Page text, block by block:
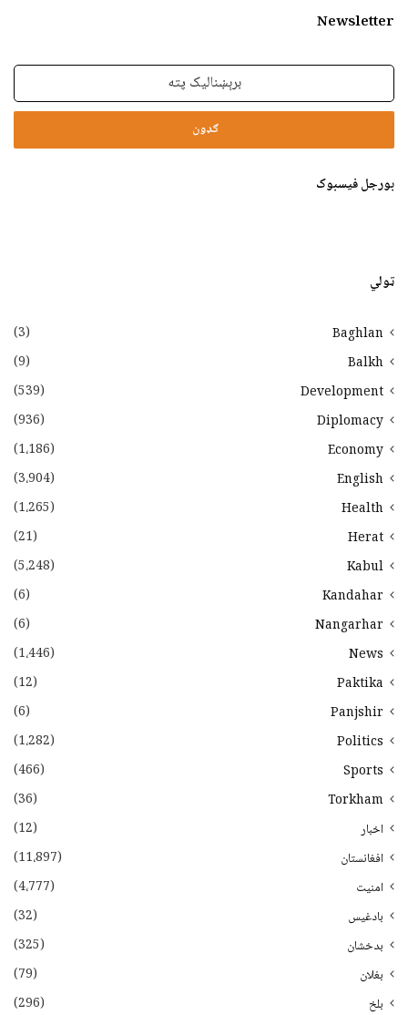
Newsletter
برېښنالیک
بورجل فیسبوک
ټولي
Baghlan
(3)
Balkh
(9)
Development
(539)
Diplomacy
(936)
Economy
(1،186)
English
(3،904)
Health
(1،265)
Herat
(21)
Kabul
(5،248)
Kandahar
(6)
Nangarhar
(6)
News
(1،446)
Paktika
(12)
Panjshir
(6)
Politics
(1،282)
Sports
(466)
Torkham
(36)
اخبار
(12)
افغانستان
(11،897)
امنیت
(4،777)
بادغیس
(32)
بدخشان
(325)
بغلان
(79)
بلخ
(296)